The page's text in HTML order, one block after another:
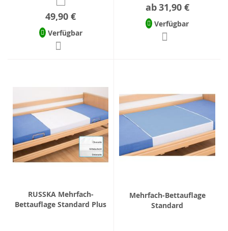
49,90 €
Verfügbar
ab31,90 €
Verfügbar
RUSSKA Mehrfach-
Bettauflage Standard Plus
Mehrfach-Bettauflage
Standard